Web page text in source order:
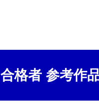
合格者 参考作